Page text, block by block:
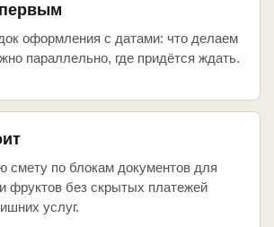
оформления с датами: что делаем
параллельно, где придётся ждать.
смету по блокам документов для
фруктов без скрытых платежей
услуг.